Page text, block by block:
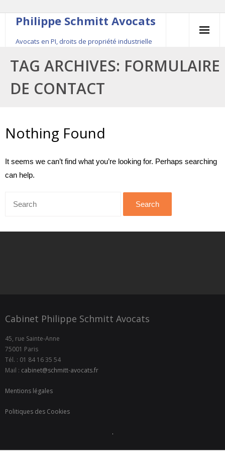
Philippe Schmitt Avocats
Avocats en PI, droits de propriété industrielle
45, rue Saint-Anne, 75001 Paris, +33 (0)1 84 16 35
54
Contact
Actualité
TAG ARCHIVES: FORMULAIRE
DE CONTACT
Nothing Found
It seems we can’t find what you’re looking for. Perhaps searching
can help.
Cabinet Philippe Schmitt Avocats
45, rue Sainte-Anne
75001 Paris
Tél. : 01 84 16 35 54
Mail : cabinet@schmitt-avocats.fr
Mentions légales
Politiques des Cookies
.